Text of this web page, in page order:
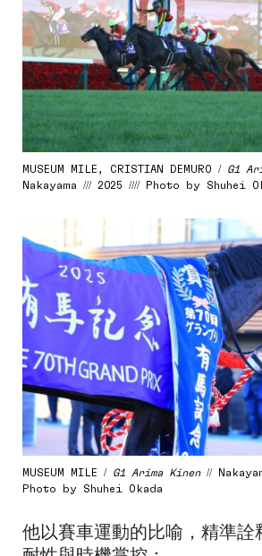
MUSEUM MILE, CRISTIAN DEMURO / G1
Nakayama /// 2025 //// Photo by Shuhei
MUSEUM MILE / G1 Arima Kinen//
Photo by Shuhei Okada
他以賽車運動的比喻，精準詮